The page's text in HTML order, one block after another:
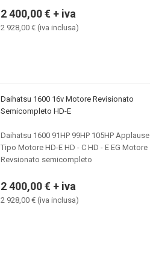
2 400,00 € + iva
2 928,00 € (iva inclusa)
Daihatsu 1600 16v Motore Revisionato
Semicompleto HD-E
Daihatsu 1600 91HP 99HP 105HP Applause
Tipo Motore HD-E HD - C HD - E EG Motore
Revsionato semicompleto
2 400,00 € + iva
2 928,00 € (iva inclusa)